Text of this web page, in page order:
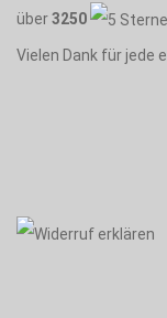
über3250
Vielen Dank für jede